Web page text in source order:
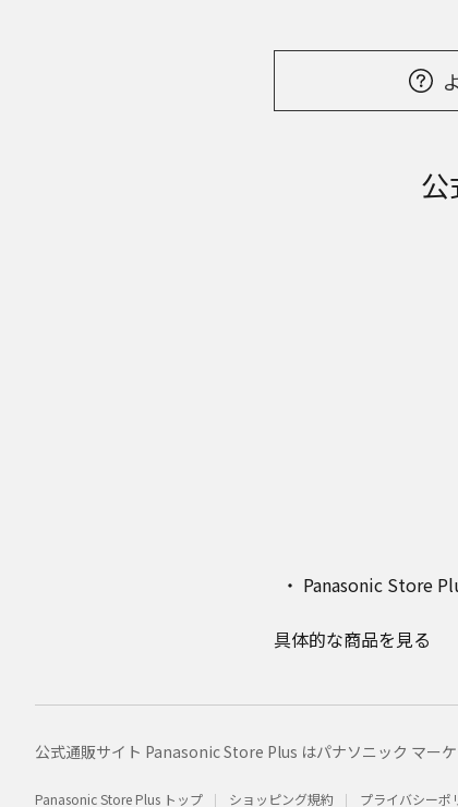
公
Panasonic Store
具体的な商品を見る
公式通販サイト Panasonic Store Plus はパナソニック マー
Panasonic Store Plus トップ ショッピング規約 プライバシーポ